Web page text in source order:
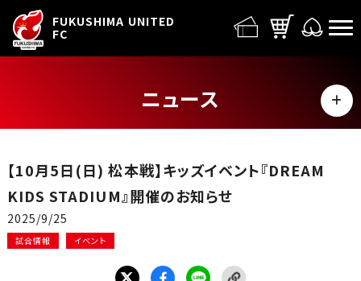
FUKUSHIMA UNITED
FC
ニュース
MENU
イベント
【10月5日(日) 松本戦】キッズイベント『DREAM
KIDS STADIUM』開催のお知らせ
2025/9/25
試合情報 イベント